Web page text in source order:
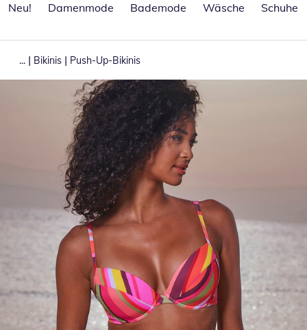
Neu!
Damenmode Bademode Wäsche Schuhe
... | Bikinis | Push-Up-Bikinis